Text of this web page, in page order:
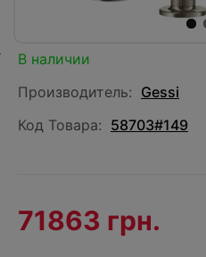
В наличии
Производитель: Gessi
Код Товара: 58703#149
71863 грн.